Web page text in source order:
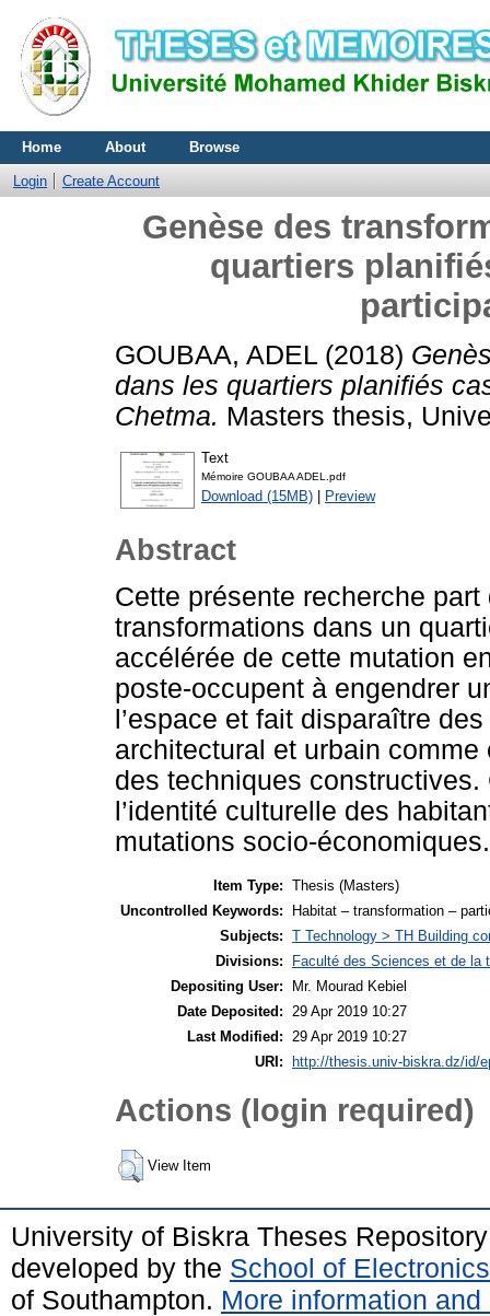
Home About Browse
Login Create Account
Genèse des
quartiers
GOUBAA, ADEL (2018)
dans les quartiers planifiés
Chetma. Masters thesis,
Text
Mémoire GOUBAA ADEL.pdf
Download (15MB) | Preview
Abstract
Cette présente recherche
transformations dans un
accélérée de cette mutation
poste-occupent à engendrer
l’espace et fait disparaître
architectural et urbain
des techniques constructives.
l’identité culturelle des
mutations socio-économiques.
Item Type: Thesis (Masters)
Uncontrolled Keywords:
Habitat – transformation –
Subjects: T Technology > TH Building
Divisions:
Faculté des Sciences et de la
Depositing User:
Mr. Mourad Kebiel
Date Deposited:
29 Apr 2019 10:27
Last Modified:
29 Apr 2019 10:27
URI:
http://thesis.univ-biskra.dz/id/
Actions (login required)
View Item
University of Biskra Theses
developed by the School of
of Southampton. More information